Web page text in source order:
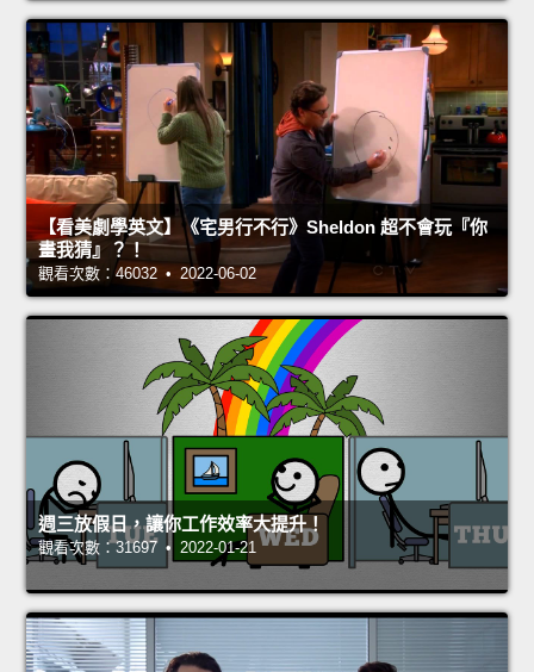
【看美劇學英文】《宅男行不行》Sheldon 超不會玩『你
畫我猜』？！
觀看次數：46032 • 2022-06-02
週三放假日，讓你工作效率大提升！
觀看次數：31697 • 2022-01-21